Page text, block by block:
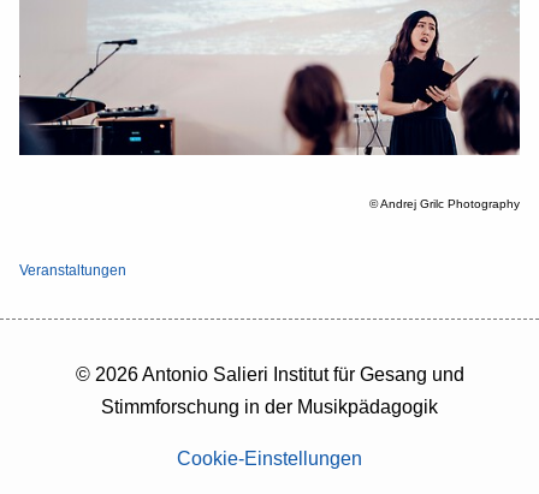
© Andrej Grilc Photography
Veranstaltungen
© 2026 Antonio Salieri Institut für Gesang und
Stimmforschung in der Musikpädagogik
Cookie-Einstellungen